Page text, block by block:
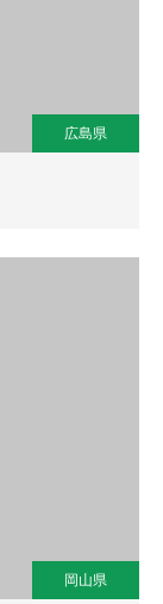
広島県
岡山県